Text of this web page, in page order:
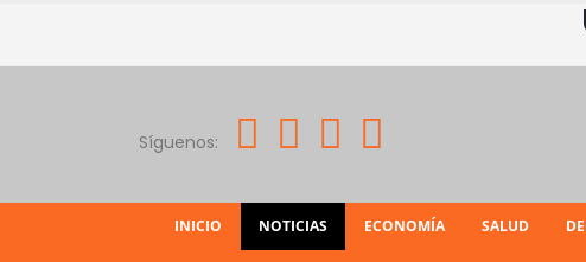
Síguenos:
INICIO NOTICIAS ECONOMÍA SALUD